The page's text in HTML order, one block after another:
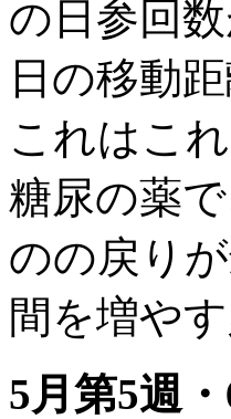
の日参回
日の移動
これはこ
糖尿の薬
のの戻り
間を増や
5月第5週